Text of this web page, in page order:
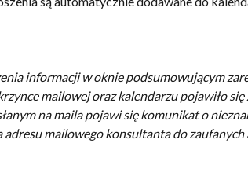
informacji w oknie podsumowującym
mailowej oraz kalendarzu pojawiło się
na maila pojawi się komunikat o
mailowego konsultanta do zaufanych